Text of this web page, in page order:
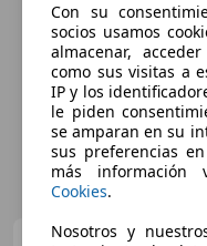
Con su
socios usamos
almacenar,
como sus visitas a
IP y los
le piden
se amparan en su
sus preferencias
más información
Cookies.
Nosotros y